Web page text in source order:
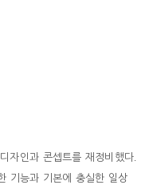
자인과 콘셉트를 재정비했다.
기능과 기본에 충실한 일상